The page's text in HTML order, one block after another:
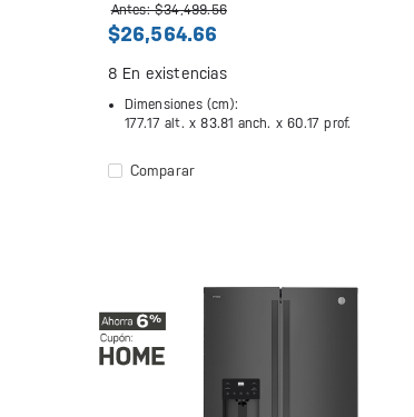
Antes: $34,499.56
$26,564.66
8 En existencias
Dimensiones (cm):
177.17 alt. x83.81 anch. x60.17 prof.
Comparar